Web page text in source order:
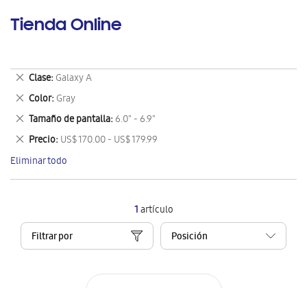
Tienda Online
1artículo
Filtrar por
Clase Galaxy A
Eliminar
este
artículo
Color Gray
Eliminar
este
artículo
Tamaño de pantalla 6.0" - 6.9"
Eliminar
este
artículo
Precio US$ 170.00 - US$ 179.99
Eliminar
este
artículo
Eliminar todo